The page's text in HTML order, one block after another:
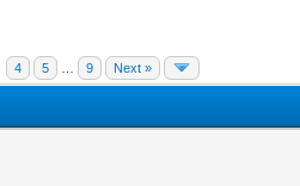
4 5 9 Next »